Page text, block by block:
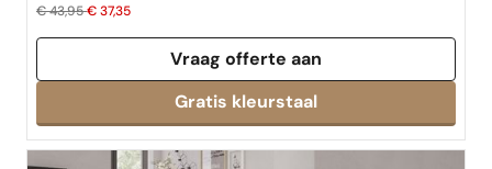
€ 43,95€ 37,35
Vraag offerte aan